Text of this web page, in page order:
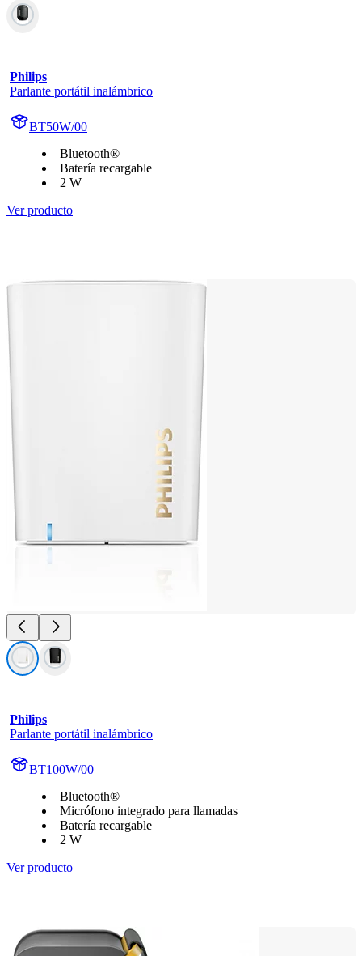
Philips
Parlante portátil inalámbrico
BT50W/00
Bluetooth®
Batería recargable
2 W
Ver producto
Philips
Parlante portátil inalámbrico
BT100W/00
Bluetooth®
Micrófono integrado para llamadas
Batería recargable
2 W
Ver producto